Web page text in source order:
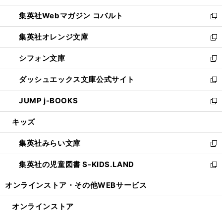
開
く
ウ
で
開
く
ン
ド
ウ
で
開
く
ウ
ィ
ン
ド
ウ
で
開
く
集英社Webマガジン コバルト
新
し
い
ウ
ィ
ン
ド
ウ
で
開
集英社オレンジ文庫
新
し
い
ウ
ィ
ン
ド
ウ
開
く
シフォン文庫
新
し
い
ウ
ィ
ン
ウ
で
開
く
ダッシュエックス文庫公式サイト
新
し
い
ウ
ン
ド
ウ
で
JUMP j-BOOKS
新
し
ウ
ィ
ン
ド
開
キッズ
集英社みらい文庫
新
し
い
ン
集英社の児童図書 S-KIDS.LAND
新
ウ
オンラインストア・ その他WEBサービス
オンラインストア